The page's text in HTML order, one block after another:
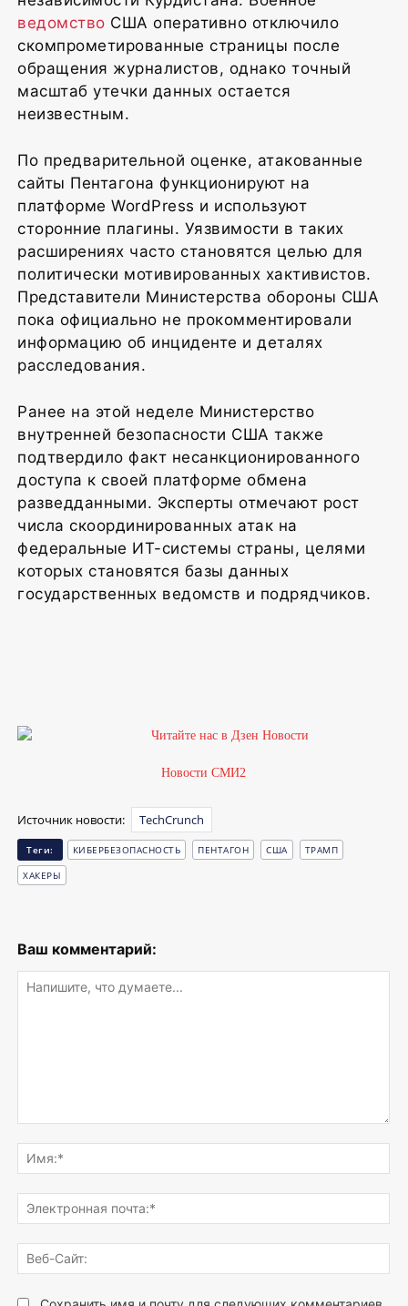
ведомство США оперативно отключило
скомпрометированные страницы после
обращения журналистов, однако точный
масштаб утечки данных остается
неизвестным.
По предварительной оценке, атакованные
сайты Пентагона функционируют на
платформе WordPress и используют
сторонние плагины. Уязвимости в таких
расширениях часто становятся целью для
политически мотивированных хактивистов.
Представители Министерства обороны США
пока официально не прокомментировали
информацию об инциденте и деталях
расследования.
Ранее на этой неделе Министерство
внутренней безопасности США также
подтвердило факт несанкционированного
доступа к своей платформе обмена
разведданными. Эксперты отмечают рост
числа скоординированных атак на
федеральные ИТ-системы страны, целями
которых становятся базы данных
государственных ведомств и подрядчиков.
Новости СМИ2
Источник новости: TechCrunch
Теги: КИБЕРБЕЗОПАСНОСТЬ ПЕНТАГОН США
ТРАМП
ХАКЕРЫ
Ваш комментарий:
что
думаете...